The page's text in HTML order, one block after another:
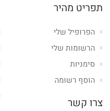
תפריט מהיר
הפרופיל שלי
הרשומות שלי
סימניות
הוסף רשומה
צרו קשר